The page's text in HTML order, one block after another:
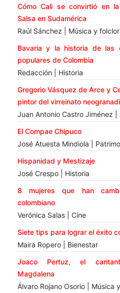
Cómo Cali se convirtió en
Salsa en Sudamérica
Raúl Sánchez | Música y folclor
Bavaria y la historia de las
populares de Colombia
Redacción | Historia
Gregorio Vásquez de Arce y
pintor del virreinato
Juan Antonio Castro Jiménez
El Compae Chipuco
José Atuesta Mindiola |
Hispanidad y Mestizaje
José Crespo | Historia
8 mujeres que han
colombiano
Verónica Salas | Cine
Siete tips para lograr el éxito
Maira Ropero | Bienestar
Joaco Pertuz, el
Magdalena
Álvaro Rojano Osorio | Música